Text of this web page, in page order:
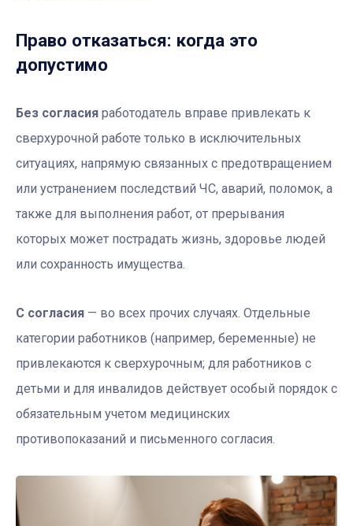
Право отказаться: когда это
допустимо
Без согласия работодатель вправе привлекать к
сверхурочной работе только в исключительных
ситуациях, напрямую связанных с предотвращением
или устранением последствий ЧС, аварий, поломок, а
также для выполнения работ, от прерывания
которых может пострадать жизнь, здоровье людей
или сохранность имущества.
С согласия — во всех прочих случаях. Отдельные
категории работников (например, беременные) не
привлекаются к сверхурочным; для работников с
детьми и для инвалидов действует особый порядок с
обязательным учетом медицинских
противопоказаний и письменного согласия.